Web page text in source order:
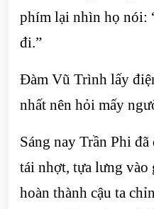
phím lại nhìn họ nói:
đi.”
Đàm Vũ Trình lấy
nhất nên hỏi mấy
Sáng nay Trần Phi
tái nhợt, tựa lưng vào
hoàn thành cậu ta